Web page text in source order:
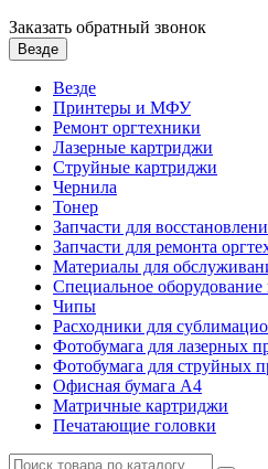
Заказать обратный звонок
Везде
Везде
Принтеры и МФУ
Ремонт оргтехники
Лазерные картриджи
Струйные картриджи
Чернила
Тонер
Запчасти для
Запчасти для ремонта
Материалы для
Специальное
Чипы
Расходники для
Фотобумага для лазерных
Фотобумага для струйных
Офисная бумага А4
Матричные картриджи
Печатающие головки